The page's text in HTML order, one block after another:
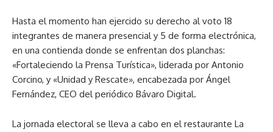
Hasta el momento han ejercido su derecho al voto 18
integrantes de manera presencial y 5 de forma electrónica,
en una contienda donde se enfrentan dos planchas:
«Fortaleciendo la Prensa Turística», liderada por Antonio
Corcino, y «Unidad y Rescate», encabezada por Ángel
Fernández, CEO del periódico Bávaro Digital.
La jornada electoral se lleva a cabo en el restaurante La